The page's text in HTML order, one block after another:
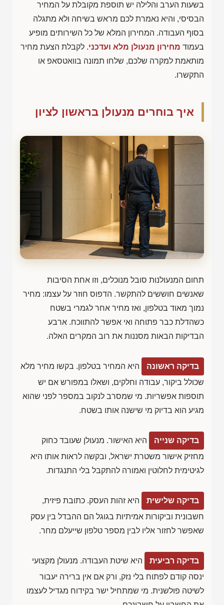
בשעות הערב והלילה יש תוספת מקובלת על המחיר
הבסיסי, והיא נאמרת לכם מראש בשיחה ולא מתגלה
בסוף העבודה. המחירון המלא של כל השירותים מופיע
בעמוד מחירון מנעולן מלא ועדכני. לקבלת הצעת מחיר
מותאמת למקרה שלכם, שלחו תמונה בוואטסאפ או
התקשרו.
איך בוחרים מנעולן בראשון לציון
תחום המנעולנות סובל מנוכלים, וזו אחת הסיבות
שאנשים חוששים להתקשר. הדפוס חוזר על עצמו: מחיר
נמוך מאוד בטלפון, ואז מחיר אחר לגמרי בשטח
כשהדלת כבר פתוחה ואי אפשר להתווכח. ארבע
הבדיקות הבאות מסננות את רוב המקרים האלה.
בדיקה ראשונה
היא המחיר בטלפון. בקשו מחיר מלא
שכולל ביקור, עבודה וחלקים, ושאלו במפורש אם יש
תוספות אפשריות. מי שמסרב לנקוב במספר לפני שהוא
מגיע הוא בדיוק מי שישנה אותו בשטח.
בדיקה שנייה
היא האישור. מנעולן שעובד כחוק
מחזיק אישור משטרת ישראל, ובקשה לראות אותו היא
לגיטימית לחלוטין ואמורה להתקבל בלי התנגדות.
בדיקה שלישית
היא זהות העסק. כתובת פיזית,
חשבונית וביקורות אמיתיות בגוגל הם ההבדל בין עסק
שאפשר לחזור אליו לבין מספר טלפון שייעלם מחר.
בדיקה רביעית
היא שיטת העבודה. מנעולן מקצועי
ינסה קודם לפתוח בלי נזק, ורק אם אין ברירה יעבור
לשיטה פולשנית. מי שמתחיל ישר בקידוח מגדיל לעצמו